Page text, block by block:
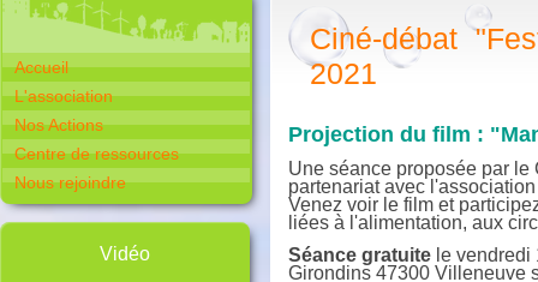
Accueil
L'association
Nos Actions
Centre de ressources
Nous rejoindre
Vidéo
Ciné-débat
2021
Projection du film :
Une séance proposée par
partenariat avec
Venez voir le film et
liées à l'alimentation, aux
Séance gratuite le
Girondins 47300 Villeneuve